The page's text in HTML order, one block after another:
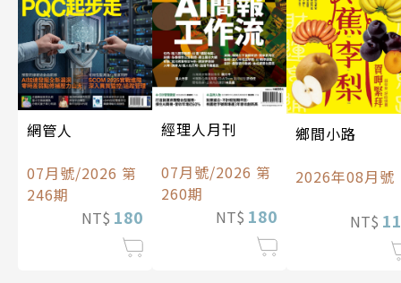
網管人
07月號/2026 第
246期
NT$ 180
經理人月刊
07月號/2026 第
260期
NT$ 180
鄉間小路
2026年08月號
NT$